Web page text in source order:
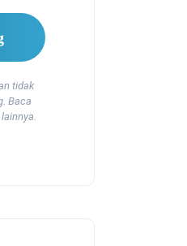
tidak
Baca